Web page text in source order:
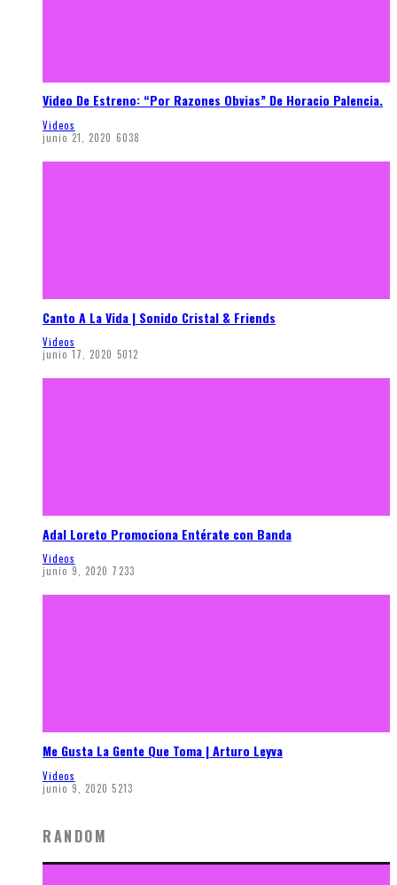
Video De Estreno: “Por Razones Obvias” De Horacio Palencia.
Videos
junio 21, 2020 6038
Canto A La Vida | Sonido Cristal & Friends
Videos
junio 17, 2020 5012
Adal Loreto Promociona Entérate con Banda
Videos
junio 9, 2020 7233
Me Gusta La Gente Que Toma | Arturo Leyva
Videos
junio 9, 2020 5213
RANDOM